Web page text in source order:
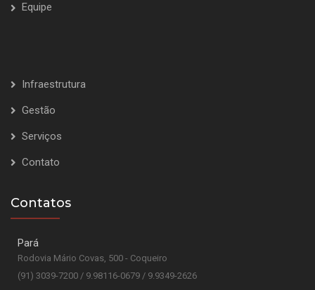
Equipe
Infraestrutura
Gestão
Serviços
Contato
Contatos
Pará
Rodovia Mário Covas, 500 - Coqueiro
(91) 3039-7200 / 9.98116-0679 / 9.9349-2626